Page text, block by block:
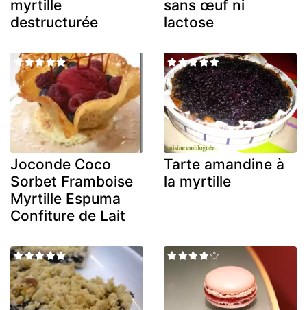
myrtille
destructurée
sans œuf ni
lactose
Joconde Coco
Sorbet Framboise
Myrtille Espuma
Confiture de Lait
Tarte amandine à
la myrtille